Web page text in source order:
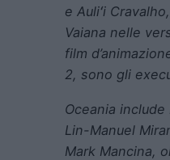
e Auliʻi
Vaiana nelle
film
2, sono gli
Oceania include
Lin-Manuel
Mark Mancina,